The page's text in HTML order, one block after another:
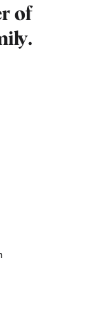
of